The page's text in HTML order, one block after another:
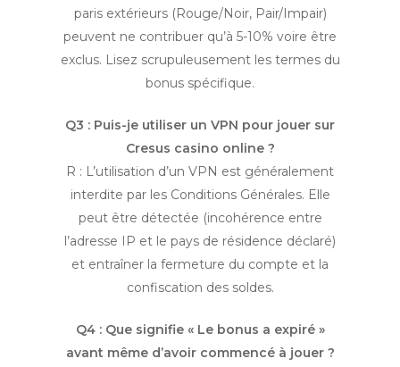
paris extérieurs (Rouge/Noir, Pair/Impair)
peuvent ne contribuer qu’à 5-10% voire être
exclus. Lisez scrupuleusement les termes du
bonus spécifique.
Q3 : Puis-je utiliser un VPN pour jouer sur
Cresus casino online ?
R : L’utilisation d’un VPN est généralement
interdite par les Conditions Générales. Elle
peut être détectée (incohérence entre
l’adresse IP et le pays de résidence déclaré)
et entraîner la fermeture du compte et la
confiscation des soldes.
Q4 : Que signifie « Le bonus a expiré »
avant même d’avoir commencé à jouer ?